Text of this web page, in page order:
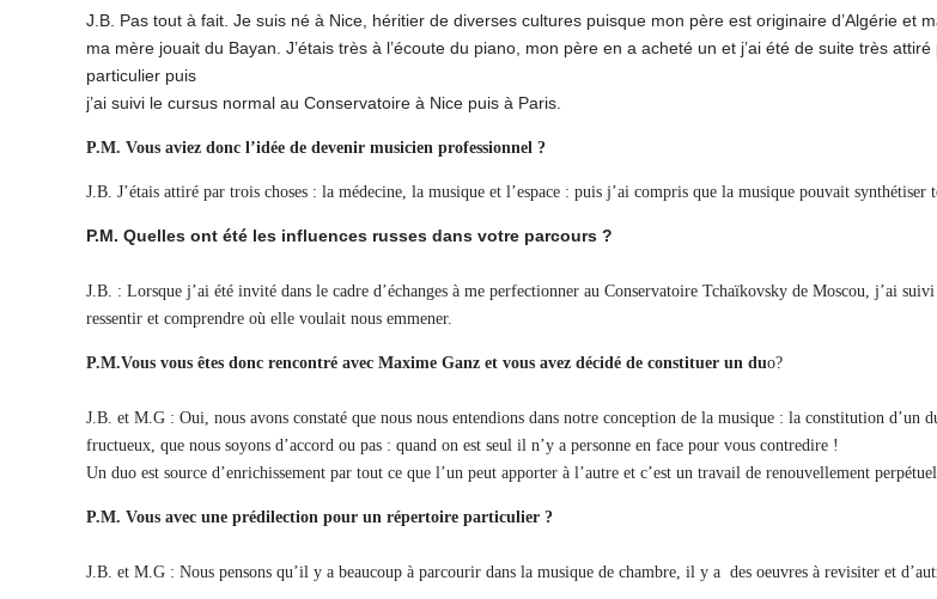
J.B. Pas tout à fait. Je suis né à Nice, héritier de diverses cultures puisque mon père est originaire d’Algérie et
ma mère jouait du Bayan. J’étais très à l’écoute du piano, mon père en a acheté un et j’ai été de suite très
particulier puis
j’ai suivi le cursus normal au Conservatoire à Nice puis à Paris.
P.M. Vous aviez donc l’idée de devenir musicien professionnel ?
J.B. J’étais attiré par trois choses : la médecine, la musique et l’espace : puis j’ai compris que la musique pouvait
P.M. Quelles ont été les influences russes dans votre parcours ?
J.B. : Lorsque j’ai été invité dans le cadre d’échanges à me perfectionner au Conservatoire Tchaïkovsky de Moscou, j’ai
ressentir et comprendre où elle voulait nous emmener.
P.M.Vous vous êtes donc rencontré avec Maxime Ganz et vous avez décidé de constituer un duo?
J.B. et M.G : Oui, nous avons constaté que nous nous entendions dans notre conception de la musique : la constitution d’un
fructueux, que nous soyons d’accord ou pas : quand on est seul il n’y a personne en face pour vous contredire !
Un duo est source d’enrichissement par tout ce que l’un peut apporter à l’autre et c’est un travail de renouvellement
P.M. Vous avec une prédilection pour un répertoire particulier ?
J.B. et M.G : Nous pensons qu’il y a beaucoup à parcourir dans la musique de chambre, il y a des oeuvres à revisiter et